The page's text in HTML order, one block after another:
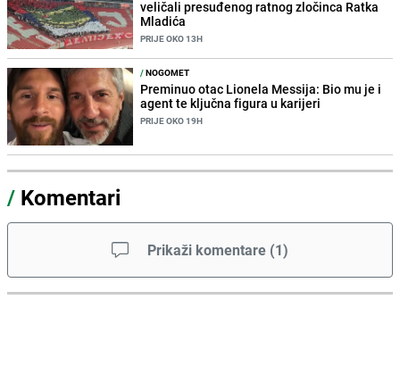
veličali presuđenog ratnog zločinca Ratka
Mladića
PRIJE OKO 13H
/NOGOMET
Preminuo otac Lionela Messija: Bio mu je i
agent te ključna figura u karijeri
PRIJE OKO 19H
/ Komentari
Prikaži komentare (1)